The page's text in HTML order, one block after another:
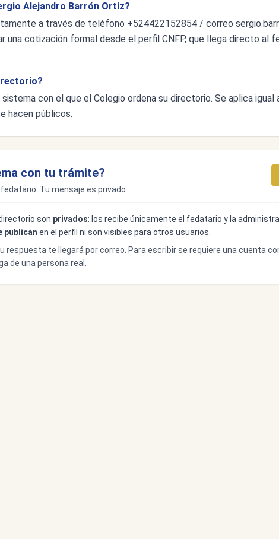
Alejandro Barrón Ortiz?
a través de teléfono +524422152854 / correo
una cotización formal desde el perfil CNFP, que llega directo al
con el que el Colegio ordena su directorio. Se aplica
hacen públicos.
con tu trámite?
Tu mensaje es privado.
son privados: los recibe únicamente el fedatario y la
publican en el perfil ni son visibles para otros usuarios.
respuesta te llegará por correo. Para escribir se requiere una cuenta
de una persona real.